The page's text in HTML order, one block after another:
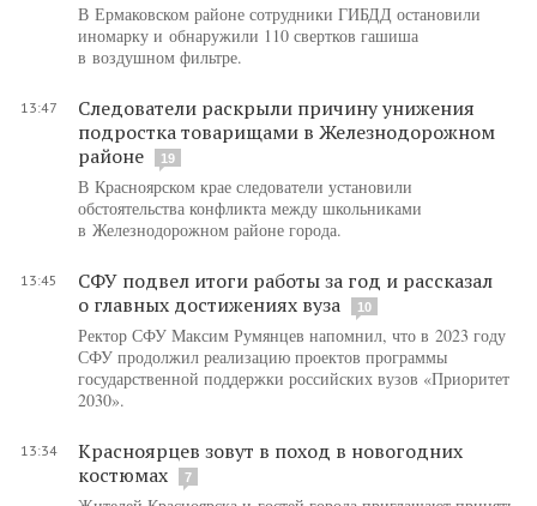
В Ермаковском районе сотрудники ГИБДД остановили
иномарку и обнаружили 110 свертков гашиша
в воздушном фильтре.
13:47
Следователи раскрыли причину унижения
подростка товарищами в Железнодорожном
районе
19
В Красноярском крае следователи установили
обстоятельства конфликта между школьниками
в Железнодорожном районе города.
13:45
СФУ подвел итоги работы за год и рассказал
о главных достижениях вуза
10
Ректор СФУ Максим Румянцев напомнил, что в 2023 году
СФУ продолжил реализацию проектов программы
государственной поддержки российских вузов «Приоритет
2030».
13:34
Красноярцев зовут в поход в новогодних
костюмах
7